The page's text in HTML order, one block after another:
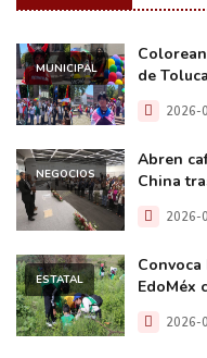
MUNICIPAL
de
2026-
NEGOCIOS
Abren
China
2026-
ESTATAL
EdoMéx
2026-